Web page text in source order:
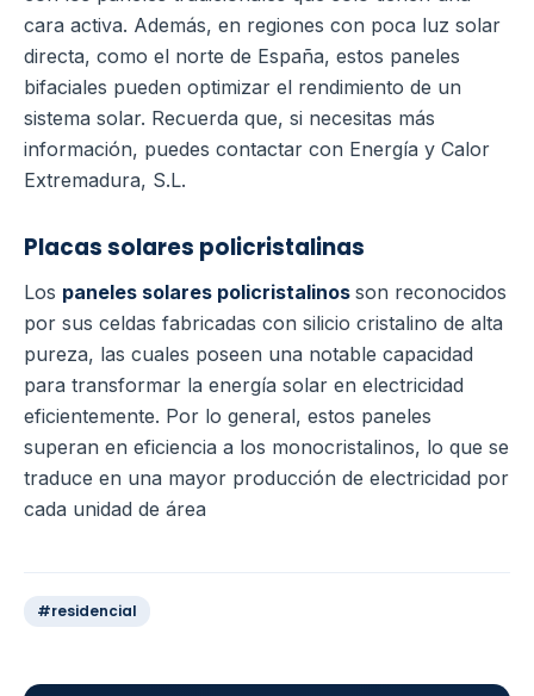
cara activa. Además, en regiones con poca luz solar
directa, como el norte de España, estos paneles
bifaciales pueden optimizar el rendimiento de un
sistema solar. Recuerda que, si necesitas más
información, puedes contactar con Energía y Calor
Extremadura, S.L.
Placas solares policristalinas
Los paneles solares policristalinos son reconocidos
por sus celdas fabricadas con silicio cristalino de alta
pureza, las cuales poseen una notable capacidad
para transformar la energía solar en electricidad
eficientemente. Por lo general, estos paneles
superan en eficiencia a los monocristalinos, lo que se
traduce en una mayor producción de electricidad por
cada unidad de área
#residencial